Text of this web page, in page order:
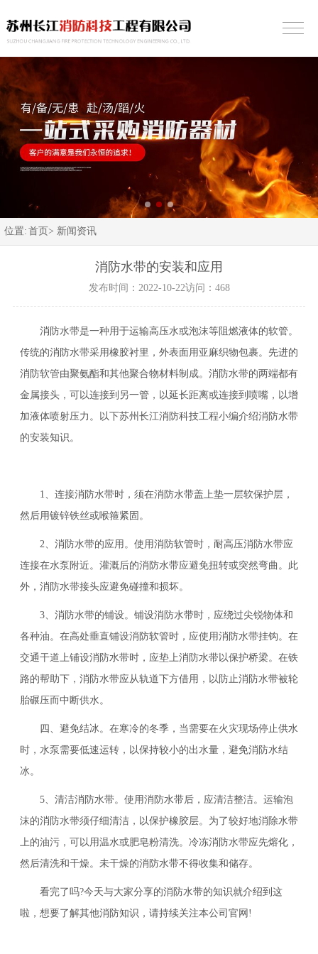
位置: 首页> 新闻资讯
消防水带的安装和应用
发布时间：2022-10-22访问：468
消防水带是一种用于运输高压水或泡沫等阻燃液体的软管。
传统的消防水带采用橡胶衬里，外表面用亚麻织物包裹。先进的
消防软管由聚氨酯和其他聚合物材料制成。消防水带的两端都有
金属接头，可以连接到另一管，以延长距离或连接到喷嘴，以增
加液体喷射压力。以下苏州长江消防科技工程小编介绍消防水带
的安装知识。
1、连接消防水带时，须在消防水带盖上垫一层软保护层，
然后用镀锌铁丝或喉箍紧固。
2、消防水带的应用。使用消防软管时，耐高压消防水带应
连接在水泵附近。灌溉后的消防水带应避免扭转或突然弯曲。此
外，消防水带接头应避免碰撞和损坏。
3、消防水带的铺设。铺设消防水带时，应绕过尖锐物体和
各种油。在高处垂直铺设消防软管时，应使用消防水带挂钩。在
交通干道上铺设消防水带时，应垫上消防水带以保护桥梁。在铁
路的帮助下，消防水带应从轨道下方借用，以防止消防水带被轮
胎碾压而中断供水。
四、避免结冰。在寒冷的冬季，当需要在火灾现场停止供水
时，水泵需要低速运转，以保持较小的出水量，避免消防水结
冰。
5、清洁消防水带。使用消防水带后，应清洁整洁。运输泡
沫的消防水带须仔细清洁，以保护橡胶层。为了较好地消除水带
上的油污，可以用温水或肥皂粉清洗。冷冻消防水带应先熔化，
然后清洗和干燥。未干燥的消防水带不得收集和储存。
看完了吗?今天与大家分享的消防水带的知识就介绍到这
啦，想要了解其他消防知识，请持续关注本公司官网!